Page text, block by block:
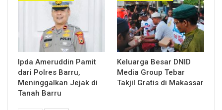
Ipda Ameruddin Pamit
dari Polres Barru,
Meninggalkan Jejak di
Tanah Barru
Keluarga Besar DNID
Media Group Tebar
Takjil Gratis di Makassar